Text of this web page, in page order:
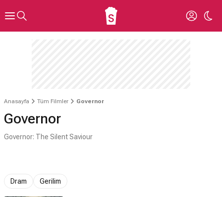
Anasayfa Tüm Filmler Governor
Governor
Governor: The Silent Saviour
Dram Gerilim